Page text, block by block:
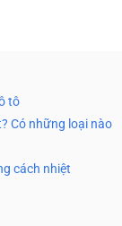
tô
Có những loại nào
cách nhiệt